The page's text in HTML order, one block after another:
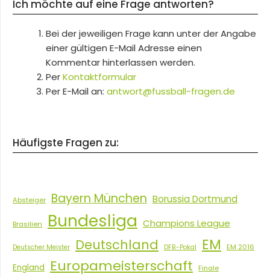
Ich möchte auf eine Frage antworten?
Bei der jeweiligen Frage kann unter der Angabe
einer gültigen E-Mail Adresse einen
Kommentar hinterlassen werden.
PerKontaktformular
Per E-Mail an: antwort@fussball-fragen.de
Häufigste Fragen zu:
Absteiger Bayern München Borussia Dortmund
Brasilien Bundesliga Champions League
Deutscher Meister Deutschland DFB-Pokal EM EM 2016
England Europameisterschaft Finale